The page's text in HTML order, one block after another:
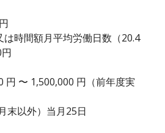
時間額月平均労働日数（20.4
円 〜 1,500,000 円（前年度実
末以外）当月25日